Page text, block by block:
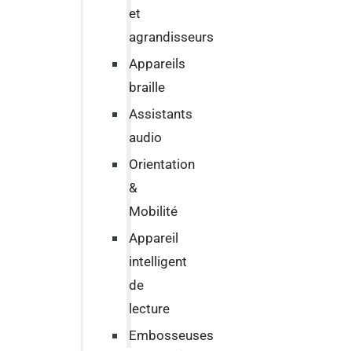
et
agrandisseurs
Appareils
braille
Assistants
audio
Orientation
&
Mobilité
Appareil
intelligent
de
lecture
Embosseuses